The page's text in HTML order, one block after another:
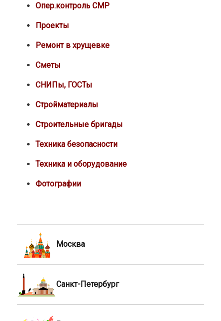
Опер.контроль СМР
Проекты
Ремонт в хрущевке
Сметы
СНИПы, ГОСТы
Стройматериалы
Строительные бригады
Техника безопасности
Техника и оборудование
Фотографии
Москва
Санкт-Петербург